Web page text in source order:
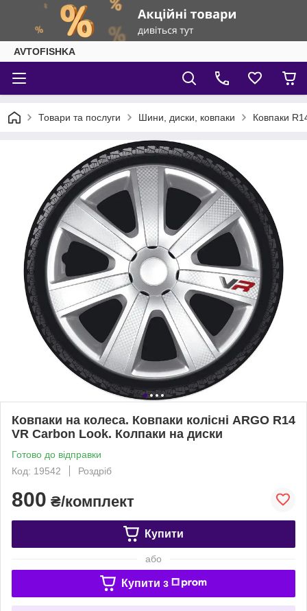
AVTOFISHKA
Товари та послуги Шини, диски, ковпаки Ковпаки
Ковпаки на колеса. Ковпаки колісні ARGO R14
VR Carbon Look. Колпаки на диски
Готово до відправки
Код: 19542
Роздріб
800 ₴/комплект
Купити
або
Купити з